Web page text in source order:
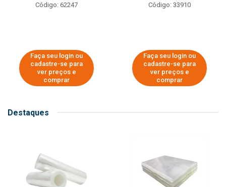
Código: 62247
Faça seu login ou
cadastre-se para
ver preços e
comprar
Código: 33910
Faça seu login ou
cadastre-se para
ver preços e
comprar
Destaques